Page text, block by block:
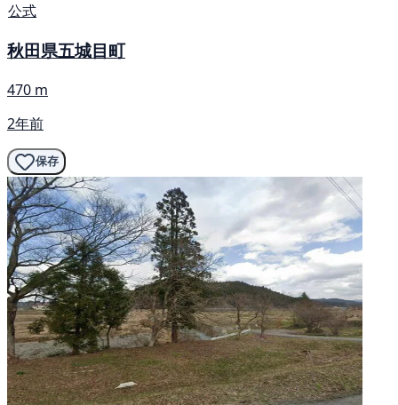
公式
秋田県五城目町
470 m
2年前
保存